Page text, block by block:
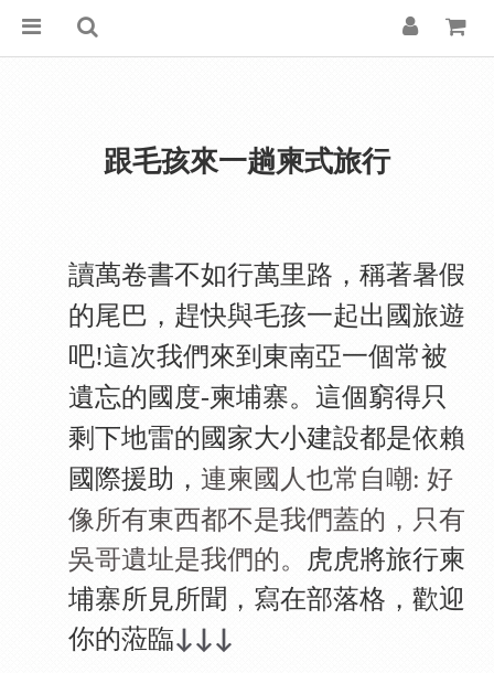
跟毛孩來一趟柬式旅行
讀萬卷書不如行萬里路，稱著暑假
的尾巴，趕快與毛孩一起出國旅遊
吧!這次我們來到東南亞一個常被
遺忘的國度-柬埔寨。這個窮得只
剩下地雷的國家大小建設都是依賴
國際援助， 連柬國人也常自嘲: 好
像所有東西都不是我們蓋的，只有
吳哥遺址是我們的。
虎虎將旅行柬
埔寨所見所聞， 寫在部落格，歡迎
你的蒞臨↓↓↓